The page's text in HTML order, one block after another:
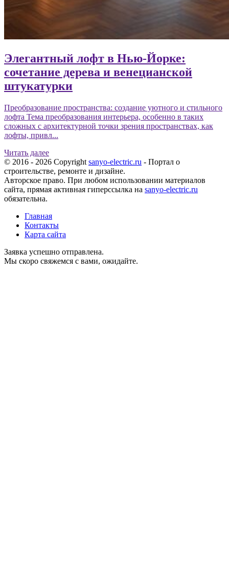
Элегантный лофт в Нью-Йорке:
сочетание дерева и венецианской
штукатурки
Преобразование пространства: создание уютного и стильного
лофта Тема преобразования интерьера, особенно в таких
сложных с архитектурной точки зрения пространствах, как
лофты, привл...
Читать далее
© 2016 - 2026 Copyright sanyo-electric.ru - Портал о
строительстве, ремонте и дизайне.
Авторское право. При любом использовании материалов
сайта, прямая активная гиперссылка на sanyo-electric.ru
обязательна.
Главная
Контакты
Карта сайта
Заявка успешно отправлена.
Мы скоро свяжемся с вами, ожидайте.